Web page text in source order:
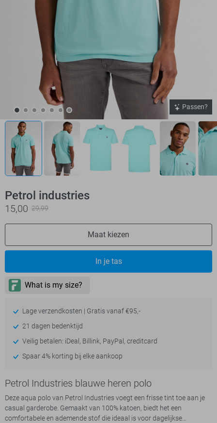
Passen?
Petrol industries
15,00 29,99
Maat kiezen
In je tas
Lage verzendkosten | Gratis vanaf €95,-
21 dagen bedenktijd
Veilig betalen: iDeal, Billink, PayPal, creditcard
Spaar 4% korting bij elke aankoop
Petrol Industries blauwe heren polo
Deze aqua polo van Petrol Industries voegt een frisse tint toe aan je
casual garderobe. Gemaakt van 100% katoen, biedt het een
comfortabele en ademende stof die ideaal is voor dagelijkse